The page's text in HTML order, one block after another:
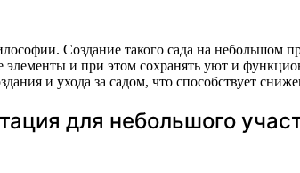
и при этом сохранять уют и
и ухода за садом, что способствует
для небольшого